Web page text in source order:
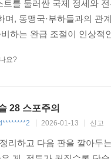
트를 둘러싼 국제 정세와
며, 동맹국·부하들과의 관
28 스포주의
d********2 2026-01-13 | 신고